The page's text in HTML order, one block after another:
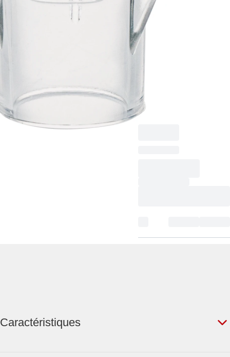
Insert de CT, pour
plaques 12 puits,
membrane : PET,
transparent, taille des
d’endotoxine, non
cytotoxique, 1
pièce(s)/blister
Caractéristiques